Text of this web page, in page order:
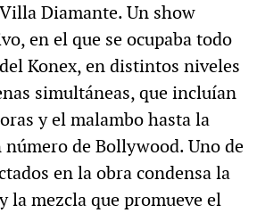
Diamante. Un show
en el que se ocupaba todo
Konex, en distintos niveles
simultáneas, que incluían
y el malambo hasta la
de Bollywood. Uno de
en la obra condensa la
la mezcla que promueve el